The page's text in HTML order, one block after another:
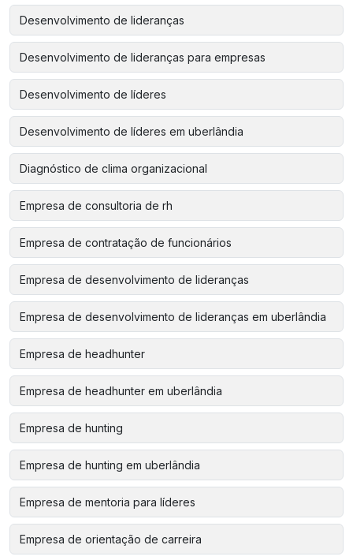
Desenvolvimento de lideranças
Desenvolvimento de lideranças para empresas
Desenvolvimento de líderes
Desenvolvimento de líderes em uberlândia
Diagnóstico de clima organizacional
Empresa de consultoria de rh
Empresa de contratação de funcionários
Empresa de desenvolvimento de lideranças
Empresa de desenvolvimento de lideranças em uberlândia
Empresa de headhunter
Empresa de headhunter em uberlândia
Empresa de hunting
Empresa de hunting em uberlândia
Empresa de mentoria para líderes
Empresa de orientação de carreira